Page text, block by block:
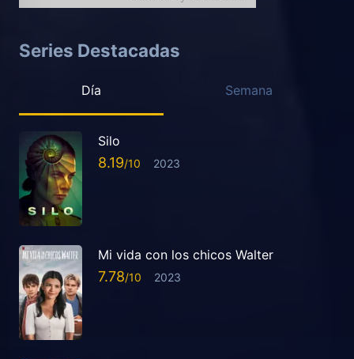
Series Destacadas
Día Semana
Silo
8.19 2023
Mi vida con los chicos Walter
7.78 2023